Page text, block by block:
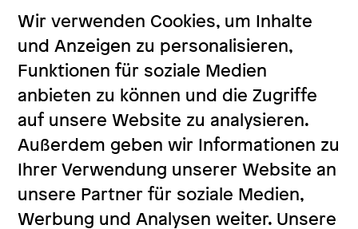
Wir verwenden Cookies, um Inhalte
und Anzeigen zu personalisieren,
Funktionen für soziale Medien
anbieten zu können und die Zugriffe
auf unsere Website zu analysieren.
Außerdem geben wir Informationen zu
Ihrer Verwendung unserer Website an
unsere Partner für soziale Medien,
Werbung und Analysen weiter. Unsere